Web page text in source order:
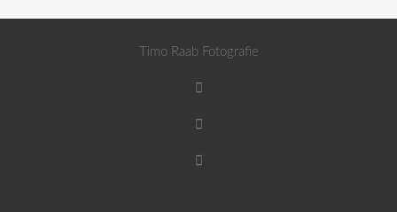
Timo Raab Fotografie